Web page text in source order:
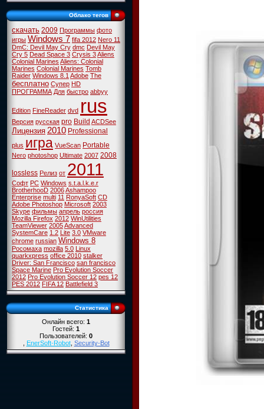
Облако тегов
скачать 2009 Программы фото
игры Windows 7 fifa 2012 Nero 11
DmC: Devil May Cry dmc Devil May
Cry 5 Dead Space 3 Crysis 3Aliens
Colonial MarinesAliens: Colonial
Marines Colonial Marines Tomb
Raider Windows 8.1Adobe The
бесплатно Супер HD
ПРОГРАММА Для быстро abbyy
Edition FineReader dvd rus
Версия русская pro BuildACDSee
Лицензия 2010 Professional
plus игра VueScan Portable
Nero photoshop Ultimate 2007 2008
lossless Релиз от 2011
Софт PC Windows s.t.a.l.k.e.r
BrotherhooD 2006Ashampoo
Enterprise multi 11 RonyaSoft CD
Adobe Photoshop Microsoft 2003
Skype фильмы апрель россия
Mozilla Firefox 2012 WinUtilities
TeamViewer 2005Advanced
SystemCare 1.2 Lite 3.0 VMware
chrome russian Windows 8
Росомаха mozilla 5.0 Linux
quarkxpress office 2010 stalker
Driver: San Francisco san francisco
Space Marine Pro Evolution Soccer
2012 Pro Evolution Soccer 12 pes 12
PES 2012 FIFA 12 Battlefield 3
Статистика
Онлайн всего:1
Гостей:1
Пользователей:0
,EnerSoft-Robot,Security-Bot